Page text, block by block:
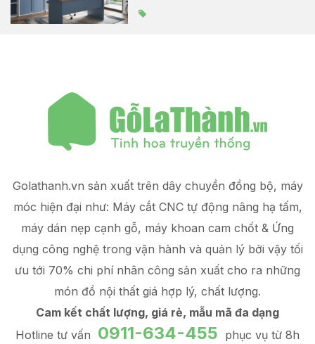
Golathanh.vn sản xuất trên dây chuyền đồng bộ, máy
móc hiện đại như: Máy cắt CNC tự động nâng hạ tấm,
máy dán nẹp cạnh gỗ, máy khoan cam chốt & Ứng
dụng công nghệ trong vận hành và quản lý bởi vậy tối
ưu tới 70% chi phí nhân công sản xuất cho ra những
món đồ nội thất giá hợp lý, chất lượng.
Cam kết chất lượng, giá rẻ, mẫu mã đa dạng
Hotline tư vấn 0911-634-455 phục vụ từ 8h